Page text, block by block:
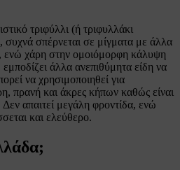
τριφύλλι (ή τριφυλλάκι
σπέρνεται σε μίγματα με άλλα
ενώ χάρη στην ομοιόμορφη κάλυψη
άλλα ανεπιθύμητα είδη να
να χρησιμοποιηθεί για
πρανή και άκρες κήπων καθώς είναι
απαιτεί μεγάλη φροντίδα, ενώ
και ελεύθερο.